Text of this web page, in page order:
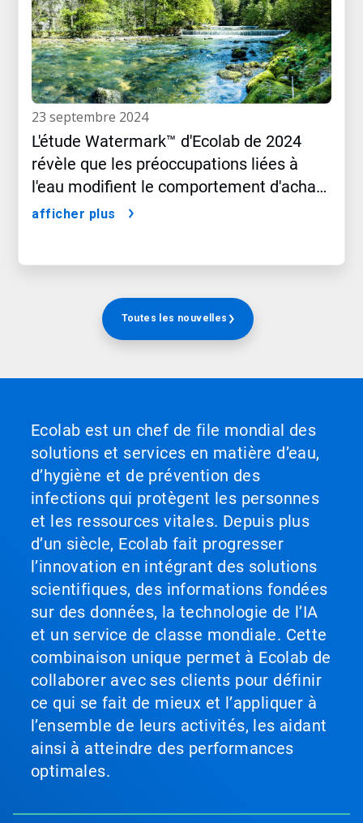
23 septembre 2024
L'étude Watermark™​​​​​​​ d'Ecolab de 2024
révèle que les préoccupations liées à
l'eau modifient le comportement d'achat
des consommateurs
afficher plus
Toutes les nouvelles
Ecolab est un chef de file mondial des
solutions et services en matière d’eau,
d’hygiène et de prévention des
infections qui protègent les personnes
et les ressources vitales. Depuis plus
d’un siècle, Ecolab fait progresser
l’innovation en intégrant des solutions
scientifiques, des informations fondées
sur des données, la technologie de l’IA
et un service de classe mondiale. Cette
combinaison unique permet à Ecolab de
collaborer avec ses clients pour définir
ce qui se fait de mieux et l’appliquer à
l’ensemble de leurs activités, les aidant
ainsi à atteindre des performances
optimales.